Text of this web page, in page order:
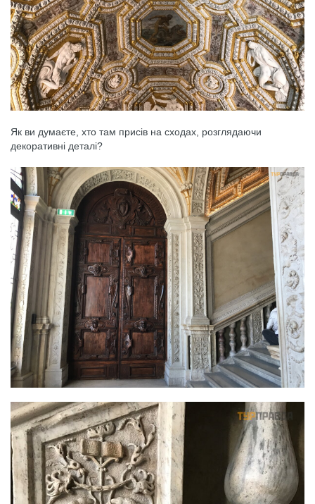
Як ви думаєте, хто там присів на сходах, розглядаючи
декоративні деталі?